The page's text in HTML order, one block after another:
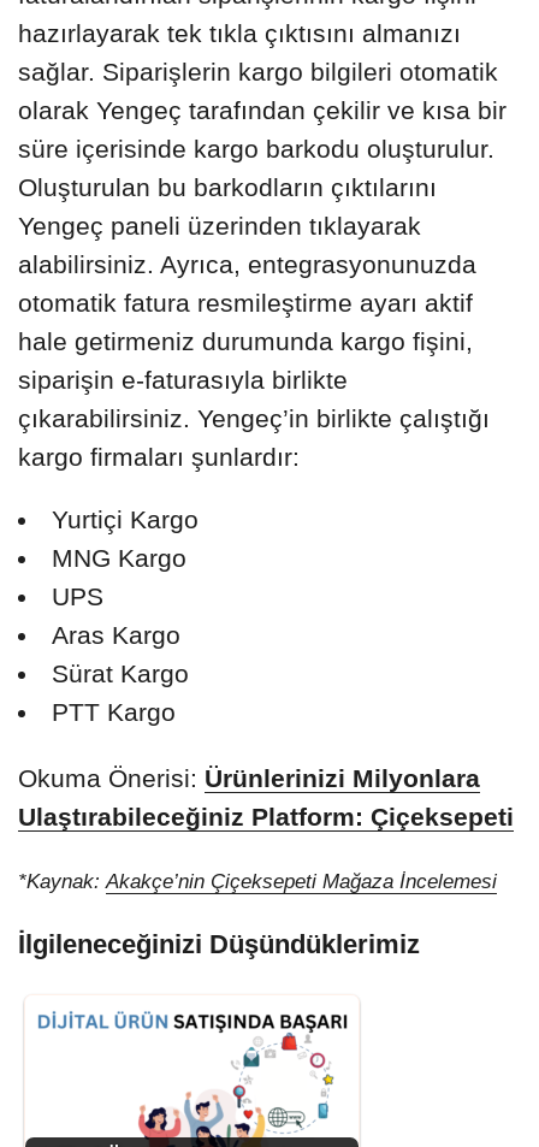
hazırlayarak tek tıkla çıktısını almanızı
sağlar. Siparişlerin kargo bilgileri otomatik
olarak Yengeç tarafından çekilir ve kısa bir
süre içerisinde kargo barkodu oluşturulur.
Oluşturulan bu barkodların çıktılarını
Yengeç paneli üzerinden tıklayarak
alabilirsiniz. Ayrıca, entegrasyonunuzda
otomatik fatura resmileştirme ayarı aktif
hale getirmeniz durumunda kargo fişini,
siparişin e-faturasıyla birlikte
çıkarabilirsiniz. Yengeç’in birlikte çalıştığı
kargo firmaları şunlardır:
Yurtiçi Kargo
MNG Kargo
UPS
Aras Kargo
Sürat Kargo
PTT Kargo
Okuma Önerisi: Ürünlerinizi Milyonlara
Ulaştırabileceğiniz Platform: Çiçeksepeti
*Kaynak:Akakçe’nin Çiçeksepeti Mağaza İncelemesi
İlgileneceğinizi Düşündüklerimiz